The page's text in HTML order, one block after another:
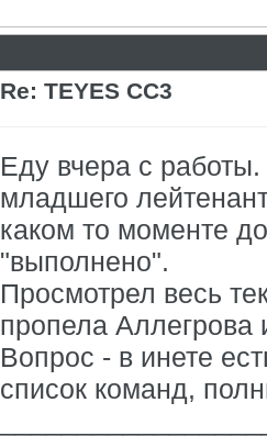
Re: TEYES CC3
Еду вчера с
младшего
каком то моменте
"выполнено".
Просмотрел весь
пропела Аллегрова
Вопрос - в инете
список команд,